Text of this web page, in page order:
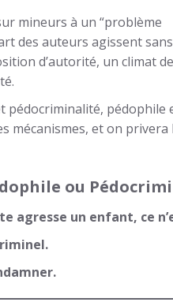
mineurs à un “problème
des auteurs agissent sans
d’autorité, un climat de
pédocriminalité, pédophile
mécanismes, et on privera
ou
agresse un enfant, ce